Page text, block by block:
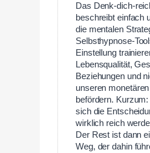
Das Denk-dich-
beschreibt einfach
die mentalen
Selbsthypnose-
Einstellung
Lebensqualität,
Beziehungen und
unseren
befördern.
sich die
wirklich reich
Der Rest ist dann
Weg, der dahin